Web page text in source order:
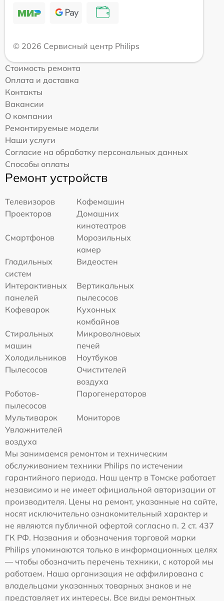
© 2026 Сервисный центр Philips
Стоимость ремонта
Оплата и доставка
Контакты
Вакансии
О компании
Ремонтируемые модели
Наши услуги
Согласие на обработку персональных данных
Способы оплаты
Ремонт устройств
Телевизоров
Кофемашин
Проекторов
Домашних
кинотеатров
Смартфонов
Морозильных
камер
Гладильных
систем
Видеостен
Интерактивных
панелей
Вертикальных
пылесосов
Кофеварок
Кухонных
комбайнов
Стиральных
машин
Микроволновых
печей
Холодильников
Ноутбуков
Пылесосов
Очистителей
воздуха
Роботов-
пылесосов
Парогенераторов
Мультиварок
Мониторов
Увлажнителей
воздуха
Мы занимаемся ремонтом и техническим
обслуживанием техники Philips по истечении
гарантийного периода. Наш центр в Томске работает
независимо и не имеет официальной авторизации от
производителя. Цены на ремонт, указанные на сайте,
носят исключительно ознакомительный характер и
не являются публичной офертой согласно п. 2 ст. 437
ГК РФ. Названия и обозначения торговой марки
Philips упоминаются только в информационных целях
— чтобы обозначить перечень техники, с которой мы
работаем. Наша организация не аффилирована с
владельцами указанных товарных знаков и не
представляет их интересы. Все виды ремонтных